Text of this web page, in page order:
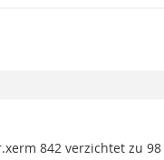
842 verzichtet zu 98